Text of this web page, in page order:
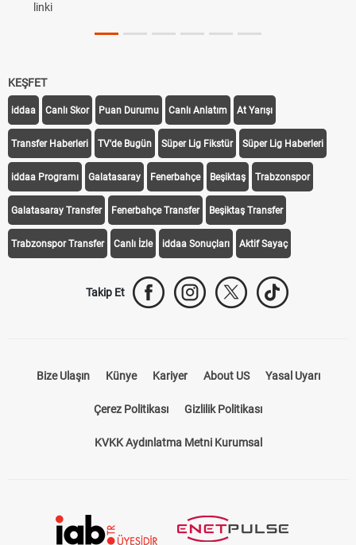
linki
KEŞFET
iddaa Canlı Skor Puan Durumu Canlı Anlatım At Yarışı
Transfer Haberleri TV'de Bugün Süper Lig Fikstür Süper Lig Haberleri
iddaa Programı Galatasaray Fenerbahçe Beşiktaş Trabzonspor
Galatasaray Transfer Fenerbahçe Transfer Beşiktaş Transfer
Trabzonspor Transfer Canlı İzle iddaa Sonuçları Aktif Sayaç
Takip Et
Bize Ulaşın Künye Kariyer About US Yasal Uyarı
Çerez Politikası Gizlilik Politikası
KVKK Aydınlatma Metni Kurumsal